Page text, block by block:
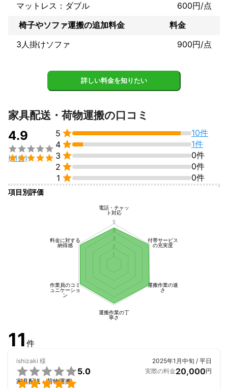
マットレス：ダブル
600円/点
椅子やソファ運搬の追加料金
料金
3人掛けソファ
900円/点
詳しい料金を知りたい
家具配送・荷物運搬の口コミ
4.9


(11件)
5 
10件
4 
1件
3 
0件
2 
0件
1  0件
項目別評価
電話・チャッ
ト対応
付帯サービス
の充実度
運搬作業の速
さ
運搬作業の丁
寧さ
作業員のコミ
ュニケーショ
ン
料金に対する
納得感
1
2
3
4
5
11 件
ishizaki 様


5.0
家具配送・荷物運搬
2025年1月中旬 / 平日
実際の料金20,000円